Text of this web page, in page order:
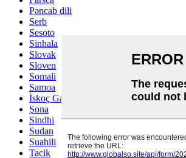
Pəncab dili
Serb
Sesoto
Sinhala
Slovak
Sloven
Somali
Samoa
İskoç Gael
Şona
Sindhi
Sudan
Suahili
Tacik